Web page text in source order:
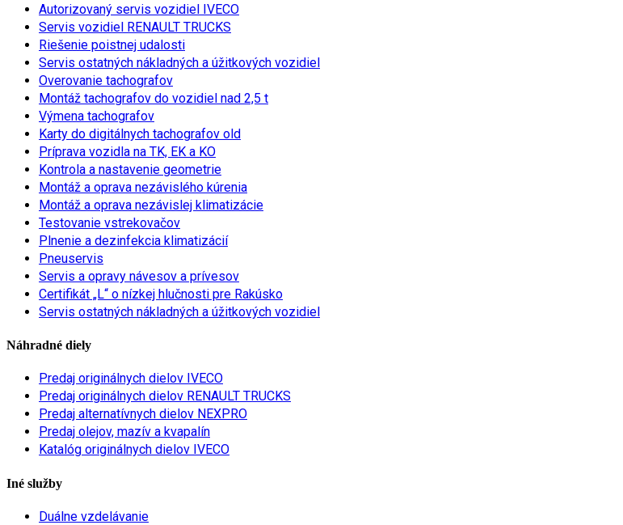
Autorizovaný servis vozidiel IVECO
Servis vozidiel RENAULT TRUCKS
Riešenie poistnej udalosti
Servis ostatných nákladných a úžitkových vozidiel
Overovanie tachografov
Montáž tachografov do vozidiel nad 2,5 t
Výmena tachografov
Karty do digitálnych tachografov old
Príprava vozidla na TK, EK a KO
Kontrola a nastavenie geometrie
Montáž a oprava nezávislého kúrenia
Montáž a oprava nezávislej klimatizácie
Testovanie vstrekovačov
Plnenie a dezinfekcia klimatizácií
Pneuservis
Servis a opravy návesov a prívesov
Certifikát „L“ o nízkej hlučnosti pre Rakúsko
Servis ostatných nákladných a úžitkových vozidiel
Náhradné diely
Predaj originálnych dielov IVECO
Predaj originálnych dielov RENAULT TRUCKS
Predaj alternatívnych dielov NEXPRO
Predaj olejov, mazív a kvapalín
Katalóg originálnych dielov IVECO
Iné služby
Duálne vzdelávanie